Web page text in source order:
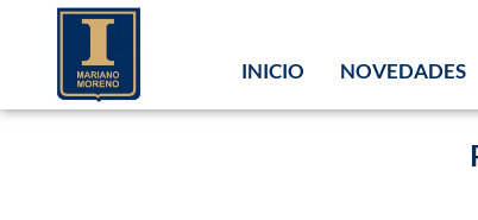
INICIO NOVEDADES